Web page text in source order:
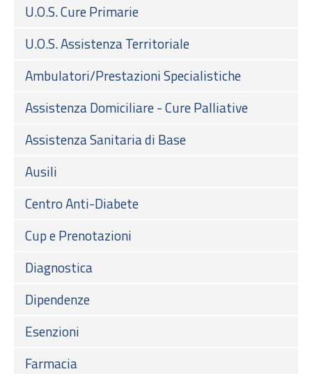
U.O.S. Cure Primarie
U.O.S. Assistenza Territoriale
Ambulatori/Prestazioni Specialistiche
Assistenza Domiciliare - Cure Palliative
Assistenza Sanitaria di Base
Ausili
Centro Anti-Diabete
Cup e Prenotazioni
Diagnostica
Dipendenze
Esenzioni
Farmacia